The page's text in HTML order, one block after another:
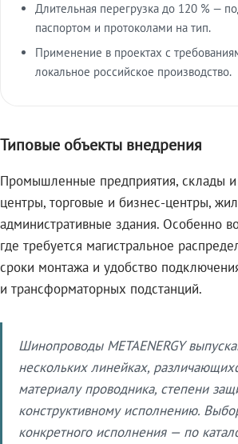
Длительная перегрузка до 120 % —
паспортом и протоколами на тип.
Применение в проектах с
локальное российское производство.
Типовые объекты внедрения
Промышленные предприятия, склады и
центры, торговые и бизнес-центры,
административные здания. Особенно
где требуется магистральное
сроки монтажа и удобство
и трансформаторных подстанций.
Шинопроводы METAENERGY
нескольких линейках,
материалу проводника, степени
конструктивному исполнению.
конкретного исполнения — по